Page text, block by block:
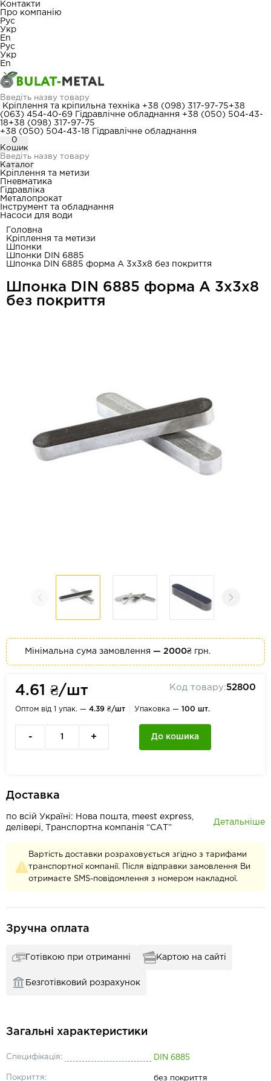
Контакти
Про компанію
Рус
Укр
En
Рус
Укр
En
Кріплення та кріпильна техніка +38 (098) 317-97-75+38
(063) 454-40-69
Гідравлічне обладнання +38 (050) 504-43-
18+38 (098) 317-97-75
+38 (050) 504-43-18
Гідравлічне обладнання
0
Кошик
Каталог
Кріплення та метизи
Пневматика
Гідравліка
Металопрокат
Інструмент та обладнання
Насоси для води
Головна
Кріплення та метизи
Шпонки
Шпонки DIN 6885
Шпонка DIN 6885 форма А 3x3x8 без покриття
Шпонка DIN 6885 форма А 3x3x8
без покриття
Мінімальна сума замовлення — 2000₴ грн.
4.61 ₴/шт Код товару:52800
Оптом від 1 упак. — 4.39 ₴/шт Упаковка — 100 шт.
- + До кошика
Доставка
по всій Україні: Нова пошта, meest express,
делівері, Транспортна компанія “САТ”
Детальніше
Вартість доставки розраховується згідно з тарифами
транспортної компанії. Після відправки замовлення Ви
отримаєте SMS-повідомлення з номером накладної.
Зручна оплата
Готівкою при отриманні Картою на сайті
Безготівковий розрахунок
Загальні характеристики
Специфікація: DIN 6885
Покриття: без покриття